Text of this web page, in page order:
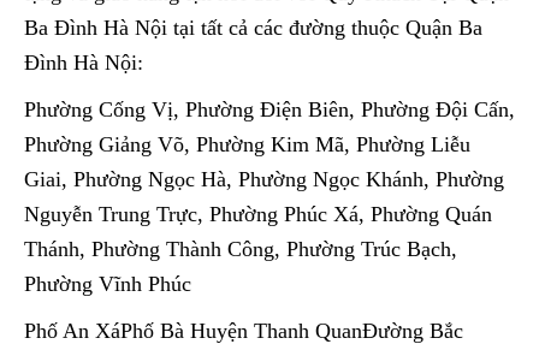
Ba Đình Hà Nội tại tất cả các đường thuộc Quận Ba
Đình Hà Nội:
Phường Cống Vị, Phường Điện Biên, Phường Đội Cấn,
Phường Giảng Võ, Phường Kim Mã, Phường Liễu
Giai, Phường Ngọc Hà, Phường Ngọc Khánh, Phường
Nguyễn Trung Trực, Phường Phúc Xá, Phường Quán
Thánh, Phường Thành Công, Phường Trúc Bạch,
Phường Vĩnh Phúc
Phố An XáPhố Bà Huyện Thanh QuanĐường Bắc